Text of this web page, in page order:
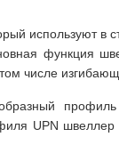
используют в
функция
числе
UPN